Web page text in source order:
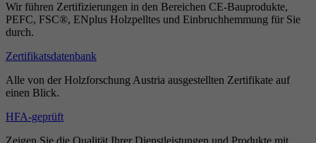
Wir führen Zertifizierungen in den Bereichen CE-Bauprodukte,
PEFC, FSC®, ENplus Holzpelltes und Einbruchhemmung für Sie
durch.
Zertifikatsdatenbank
Alle von der Holzforschung Austria ausgestellten Zertifikate auf
einen Blick.
HFA-geprüft
Zeigen Sie die Qualität Ihrer Dienstleistungen und Produkte mit